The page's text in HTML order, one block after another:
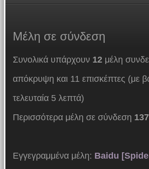
Μέλη σε σύνδεση
Συνολικά υπάρχουν 12μέλη
απόκρυψη και 11 επισκέπτες (με
τελευταία 5 λεπτά)
Περισσότερα μέλη σε σύνδεση
Εγγεγραμμένα μέλη: Baidu